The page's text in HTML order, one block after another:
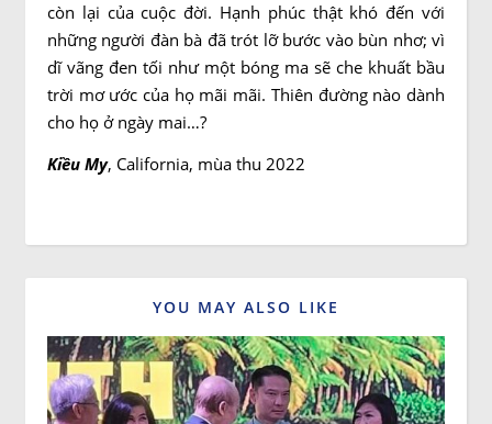
còn lại của cuộc đời. Hạnh phúc thật khó đến với
những người đàn bà đã trót lỡ bước vào bùn nhơ; vì
dĩ vãng đen tối như một bóng ma sẽ che khuất bầu
trời mơ ước của họ mãi mãi. Thiên đường nào dành
cho họ ở ngày mai…?
Kiều My, California, mùa thu 2022
YOU MAY ALSO LIKE